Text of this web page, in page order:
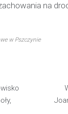
na
w Pszczynie